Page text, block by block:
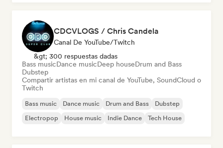
CDCVLOGS / Chris Candela
Canal De YouTube/Twitch
&gt; 300 respuestas dadas
Bass musicDance musicDeep houseDrum and Bass
Dubstep
Compartir artistas en mi canal de YouTube, SoundCloud o
Twitch
Bass music Dance music Drum and Bass
Dubstep
Electropop
House music Indie Dance Tech House